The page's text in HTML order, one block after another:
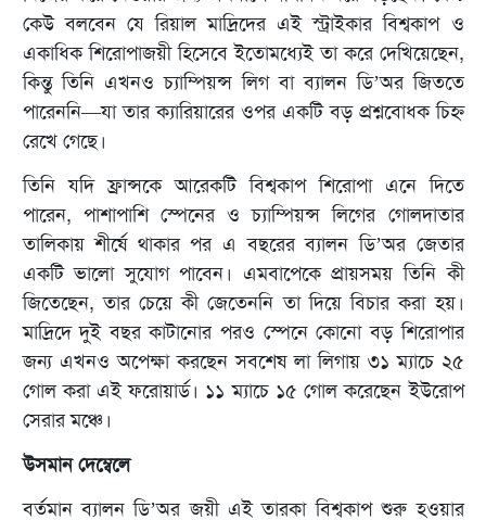
কেউ বলবেন যে রিয়াল মাদ্রিদের এই স্ট্রাইকার বিশ্বকাপ ও
একাধিক শিরোপাজয়ী হিসেবে ইতোমধ্যেই তা করে দেখিয়েছেন,
কিন্তু তিনি এখনও চ্যাম্পিয়ন্স লিগ বা ব্যালন ডি’অর জিততে
পারেননি—যা তার ক্যারিয়ারের ওপর একটি বড় প্রশ্নবোধক চিহ্ন
রেখে গেছে।
তিনি যদি ফ্রান্সকে আরেকটি বিশ্বকাপ শিরোপা এনে দিতে
পারেন, পাশাপাশি স্পেনের ও চ্যাম্পিয়ন্স লিগের গোলদাতার
তালিকায় শীর্ষে থাকার পর এ বছরের ব্যালন ডি’অর জেতার
একটি ভালো সুযোগ পাবেন। এমবাপেকে প্রায়সময় তিনি কী
জিতেছেন, তার চেয়ে কী জেতেননি তা দিয়ে বিচার করা হয়।
মাদ্রিদে দুই বছর কাটানোর পরও স্পেনে কোনো বড় শিরোপার
জন্য এখনও অপেক্ষা করছেন সবশেষ লা লিগায় ৩১ ম্যাচে ২৫
গোল করা এই ফরোয়ার্ড। ১১ ম্যাচে ১৫ গোল করেছেন ইউরোপ
সেরার মঞ্চে।
উসমান দেম্বেলে
বর্তমান ব্যালন ডি’অর জয়ী এই তারকা বিশ্বকাপ শুরু হওয়ার